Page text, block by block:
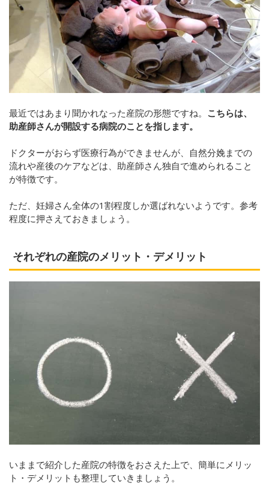
最近ではあまり聞かれなった産院の形態ですね。 こちらは、
助産師さんが開設する病院のことを指します。
ドクターがおらず医療行為ができませんが、自然分娩までの
流れや産後のケアなどは、助産師さん独自で進められること
が特徴です。
ただ、妊婦さん全体の1割程度しか選ばれないようです。参考
程度に押さえておきましょう。
それぞれの産院のメリット・デメリット
いままで紹介した産院の特徴をおさえた上で、簡単にメリッ
ト・デメリットも整理していきましょう。